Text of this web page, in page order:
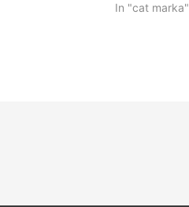
In "cat marka"